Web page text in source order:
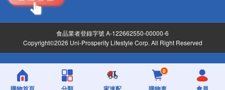
食品業者登錄字號 A-122662550-00000-6
Copyright©2026 Uni-Prosperity Lifestyle Corp. All Right Reserved
0